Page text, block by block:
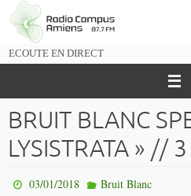
Passer
vers
ECOUTE EN DIRECT
BRUIT BLANC
LYSISTRATA » //
03/01/2018 Bruit Blanc